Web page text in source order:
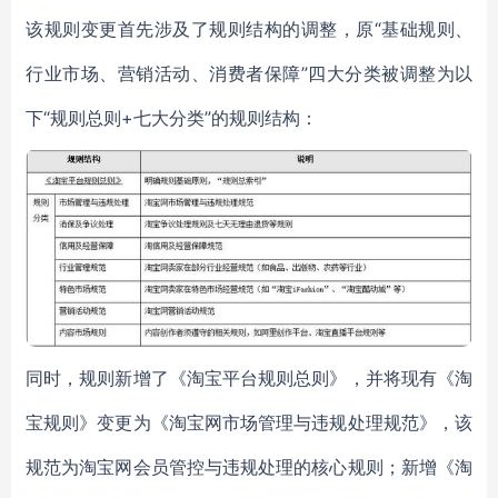
该规则变更首先涉及了规则结构的调整，原“基础规则、
行业市场、营销活动、消费者保障”四大分类被调整为以
下“规则总则+七大分类”的规则结构：
同时，规则新增了《淘宝平台规则总则》，并将现有《淘
宝规则》变更为《淘宝网市场管理与违规处理规范》，该
规范为淘宝网会员管控与违规处理的核心规则；新增《淘